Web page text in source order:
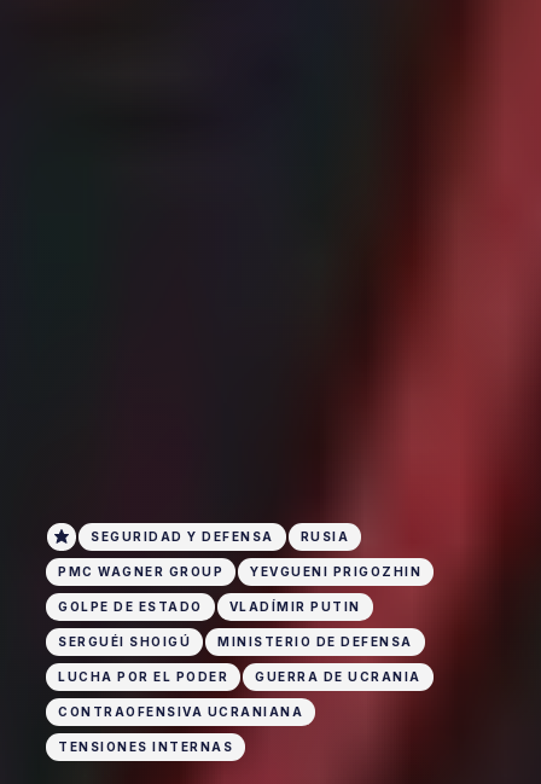
SEGURIDAD Y DEFENSA RUSIA
PMC WAGNER GROUP YEVGUENI PRIGOZHIN
GOLPE DE ESTADO VLADÍMIR PUTIN
SERGUÉI SHOIGÚ MINISTERIO DE DEFENSA
LUCHA POR EL PODER GUERRA DE UCRANIA
CONTRAOFENSIVA UCRANIANA
TENSIONES INTERNAS